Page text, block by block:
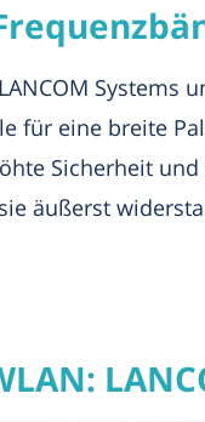
für eine breite
Sicherheit
äußerst